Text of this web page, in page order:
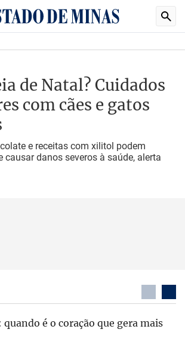
de Natal? Cuidados
com cães e gatos
e receitas com xilitol podem
causar danos severos à saúde, alerta
é o coração que gera mais